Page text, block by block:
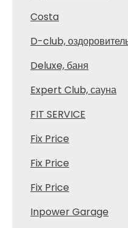
Costa
D-club,
Deluxe, баня
Expert Club, сауна
FIT SERVICE
Fix Price
Fix Price
Fix Price
Inpower Garage